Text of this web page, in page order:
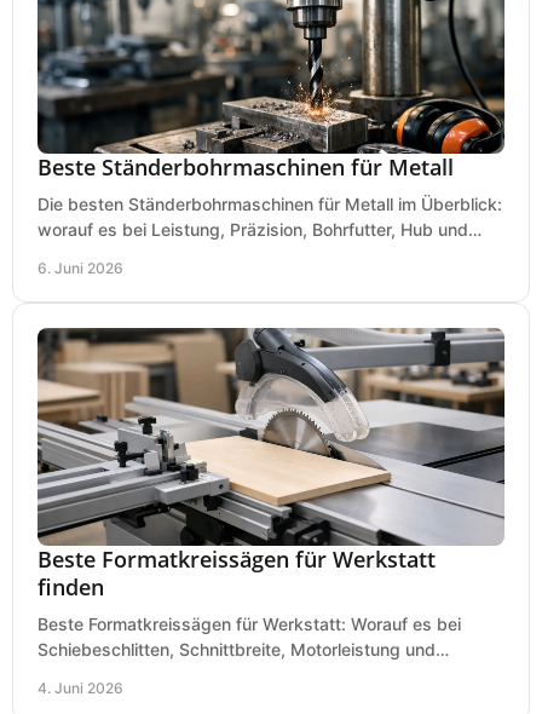
Beste Ständerbohrmaschinen für Metall
Die besten Ständerbohrmaschinen für Metall im Überblick:
worauf es bei Leistung, Präzision, Bohrfutter, Hub und
6. Juni 2026
Beste Formatkreissägen für Werkstatt
finden
Beste Formatkreissägen für Werkstatt: Worauf es bei
Schiebeschlitten, Schnittbreite, Motorleistung und
4. Juni 2026